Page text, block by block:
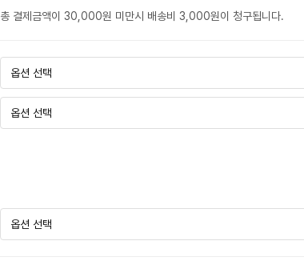
총 결제금액이 30,000원 미만시 배송비 3,000원이 청구됩니다.